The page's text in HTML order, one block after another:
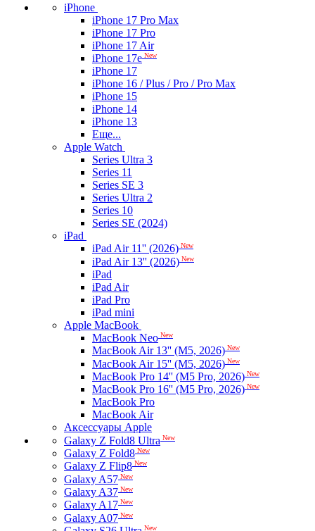
iPhone
iPhone 17 Pro Max
iPhone 17 Pro
iPhone 17 Air
iPhone 17e New
iPhone 17
iPhone 16 / Plus / Pro / Pro Max
iPhone 15
iPhone 14
iPhone 13
Еще...
Apple Watch
Series Ultra 3
Series 11
Series SE 3
Series Ultra 2
Series 10
Series SE (2024)
iPad
iPad Air 11'' (2026) New
iPad Air 13'' (2026) New
iPad
iPad Air
iPad Pro
iPad mini
Apple MacBook
MacBook Neo New
MacBook Air 13'' (M5, 2026) New
MacBook Air 15'' (M5, 2026) New
MacBook Pro 14'' (M5 Pro, 2026) New
MacBook Pro 16'' (M5 Pro, 2026) New
MacBook Pro
MacBook Air
Аксессуары Apple
Galaxy Z Fold8 Ultra New
Galaxy Z Fold8 New
Galaxy Z Flip8 New
Galaxy A57 New
Galaxy A37 New
Galaxy A17 New
Galaxy A07 New
New